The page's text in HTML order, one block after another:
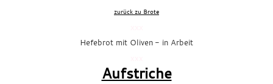
zurück zu Brote
Hefebrot mit Oliven - in Arbeit
Aufstriche